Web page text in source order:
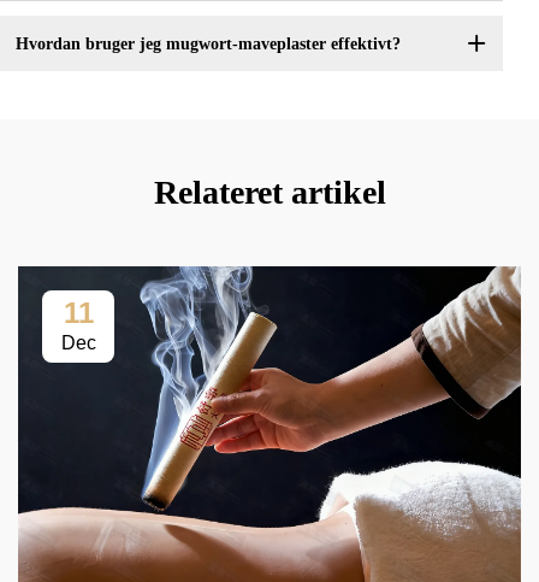
Hvordan bruger jeg mugwort-maveplaster effektivt?
Relateret artikel
11
Dec